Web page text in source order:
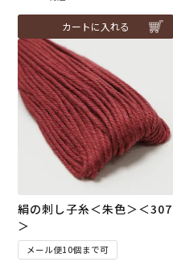
カートに入れる
絹の刺し子糸＜朱色＞＜307
＞
メール便10個まで可